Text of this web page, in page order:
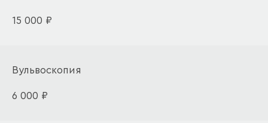
15 000 ₽
Вульвоскопия
6 000 ₽